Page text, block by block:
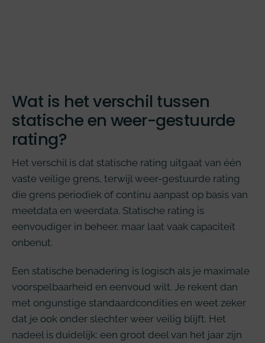
Wat is het verschil tussen
statische en weer-gestuurde
rating?
Het verschil is dat statische rating uitgaat van één
vaste veilige grens, terwijl weer-gestuurde rating
die grens periodiek of continu aanpast op basis van
meetdata en weerdata. Statische rating is
eenvoudiger in beheer, maar laat vaak capaciteit
onbenut.
Een statische benadering is logisch als je maximale
voorspelbaarheid en eenvoud wilt. Je rekent dan
met ongunstige standaardcondities en weet zeker
dat je ook onder slechter weer veilig blijft. Het
nadeel is duidelijk: een groot deel van het jaar zijn